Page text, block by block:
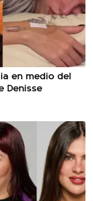
en medio del
Denisse